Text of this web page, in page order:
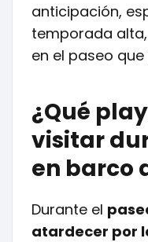
anticipación,
temporada
en el paseo
¿Qué
visitar
en barco
Durante el
atardecer por